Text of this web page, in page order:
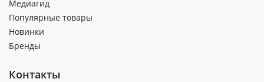
Медиагид
Популярные товары
Новинки
Бренды
Контакты